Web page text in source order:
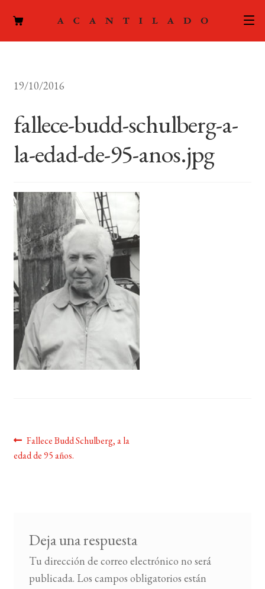
ACTUALIDAD
PODCAST
FOREIGN RIGHTS
CONTACTO
MI CUENTA
BUSCAR
LISTA DE LIBROS
19/10/2016
fallece-budd-schulberg-a-
la-edad-de-95-anos.jpg
Navegación
de
Anterior:
Fallece Budd Schulberg, a la
edad de 95 años.
Deja una respuesta
Tu dirección de correo electrónico no será
publicada. Los campos obligatorios están